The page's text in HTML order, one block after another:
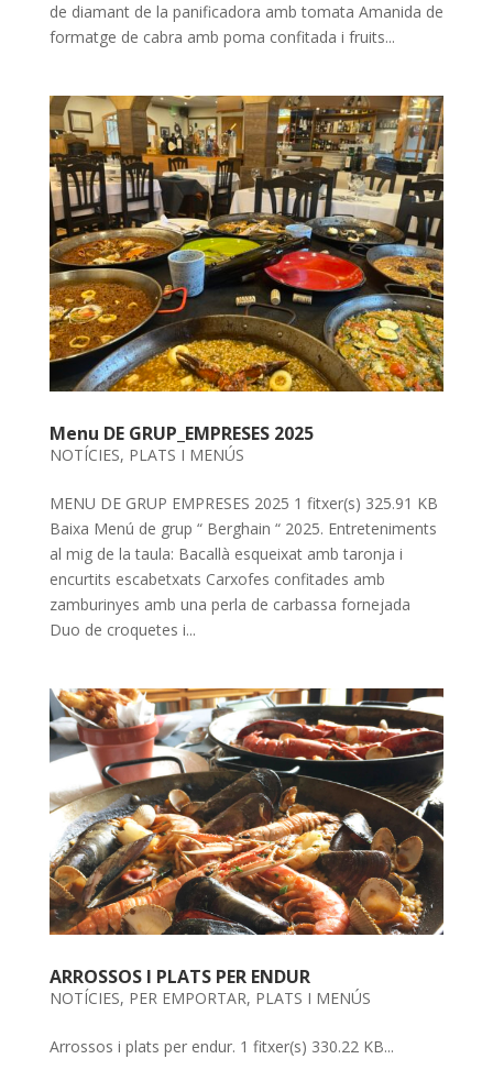
de diamant de la panificadora amb tomata Amanida de
formatge de cabra amb poma confitada i fruits...
Menu DE GRUP_EMPRESES 2025
NOTÍCIES, PLATS I MENÚS
MENU DE GRUP EMPRESES 2025 1 fitxer(s) 325.91 KB
Baixa Menú de grup “ Berghain “ 2025. Entreteniments
al mig de la taula: Bacallà esqueixat amb taronja i
encurtits escabetxats Carxofes confitades amb
zamburinyes amb una perla de carbassa fornejada
Duo de croquetes i...
ARROSSOS I PLATS PER ENDUR
NOTÍCIES, PER EMPORTAR, PLATS I MENÚS
Arrossos i plats per endur. 1 fitxer(s) 330.22 KB...